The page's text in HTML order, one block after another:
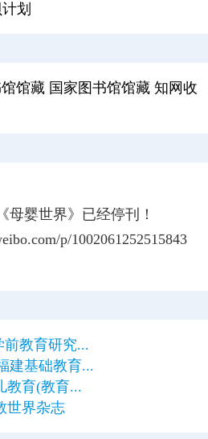
划
馆藏 国家图书馆馆藏 知网收
母婴世界》已经停刊！
p/1002061252515843
前教育研究...
建基础教育...
教育(教育...
世界杂志